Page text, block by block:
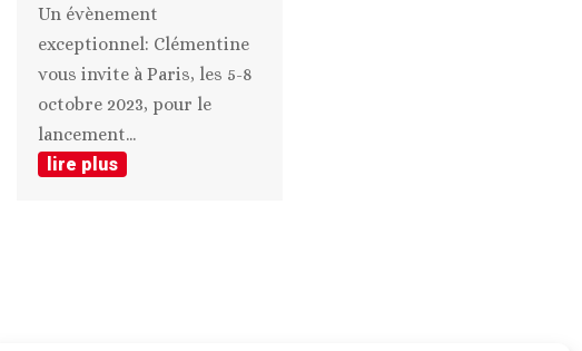
Un évènement
exceptionnel: Clémentine
vous invite à Paris, les 5-8
octobre 2023, pour le
lancement...
lire plus